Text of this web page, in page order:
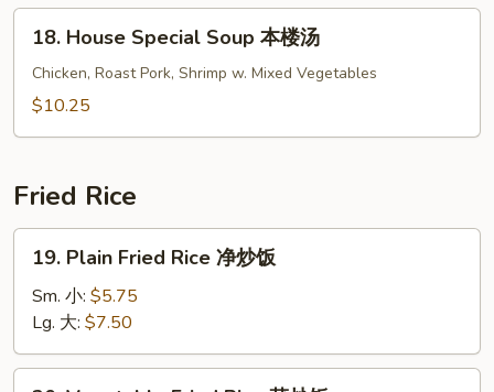
鲜
House
Special
Soup
18. House Special Soup 本楼汤
Chicken, Roast Pork, Shrimp w. Mixed Vegetables
$10.25
Fried Rice
Plain
Fried
Rice
净
炒
19. Plain Fried Rice 净炒饭
Sm. 小: $5.75
Lg. 大: $7.50